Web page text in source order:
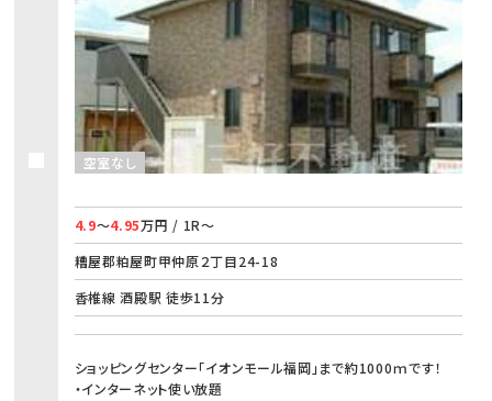
空室なし
4.9～4.95万円 / 1R～
糟屋郡粕屋町甲仲原２丁目24-18
香椎線 酒殿駅 徒歩11分
ショッピングセンター「イオンモール福岡」まで約1000ｍです！
・インターネット使い放題